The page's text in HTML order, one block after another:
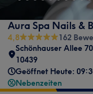
Aura Spa Nails &
4,8
162
Schönhauser Allee 70
10439
Geöffnet Heute:
Nebenzeiten